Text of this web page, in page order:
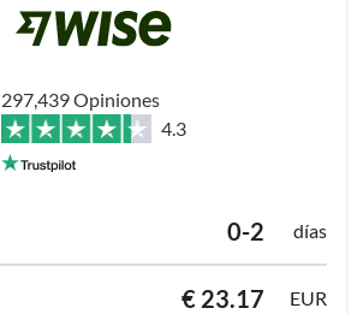
297,439 Opiniones
4.3
0-2 días
€ 23.17
EUR